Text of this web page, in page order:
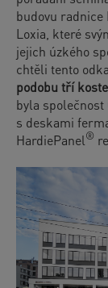
budovu
Loxia, které
jejich úzkého
chtěli tento
podobu tří
byla
s deskami
HardiePanel®